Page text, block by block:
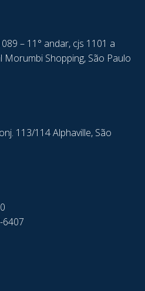
– 11° andar, cjs 1101 a
Shopping, São Paulo
113/114 Alphaville, São
6407